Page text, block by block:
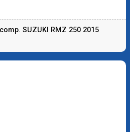
SUZUKI RMZ 250 2015